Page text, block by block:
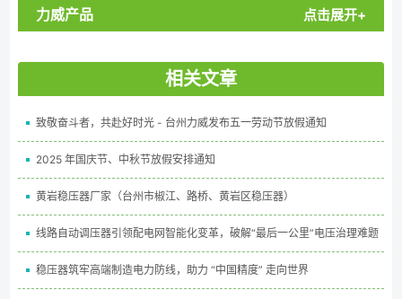
力威产品 点击展开+
相关文章
致敬奋斗者，共赴好时光 - 台州力威发布五一劳动节放假通知
2025 年国庆节、中秋节放假安排通知
黄岩稳压器厂家（台州市椒江、路桥、黄岩区稳压器）
线路自动调压器引领配电网智能化变革，破解“最后一公里”电压治理难题
稳压器筑牢高端制造电力防线，助力 “中国精度” 走向世界